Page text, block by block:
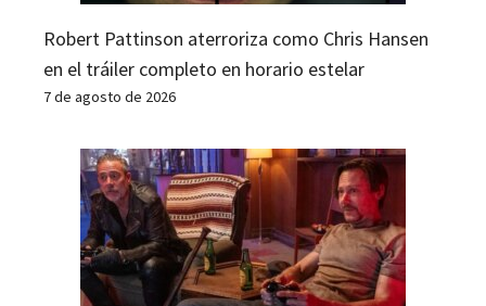
Robert Pattinson aterroriza como Chris Hansen
en el tráiler completo en horario estelar
7 de agosto de 2026